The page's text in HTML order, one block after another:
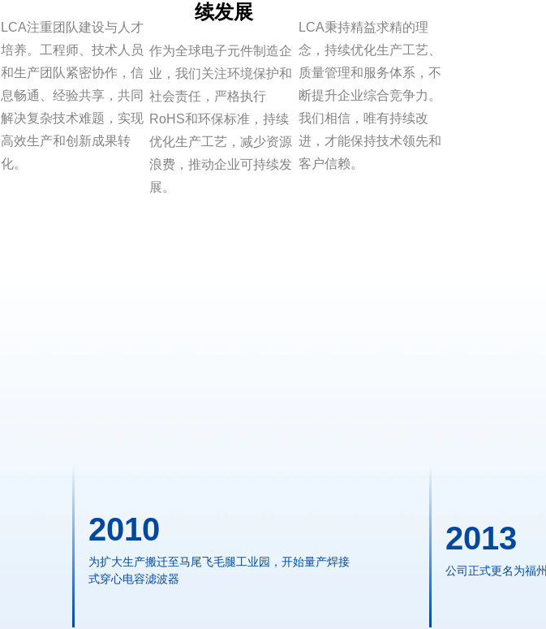
LCA注重团队建设与人才
培养。工程师、技术人员
和生产团队紧密协作，信
息畅通、经验共享，共同
解决复杂技术难题，实现
高效生产和创新成果转
化。
续发展
作为全球电子元件制造企
业，我们关注环境保护和
社会责任，严格执行
RoHS和环保标准，持续
优化生产工艺，减少资源
浪费，推动企业可持续发
展。
LCA秉持精益求精的理
念，持续优化生产工艺、
质量管理和服务体系，不
断提升企业综合竞争力。
我们相信，唯有持续改
进，才能保持技术领先和
客户信赖。
2010
为扩大生产搬迁至马尾飞毛腿工业园，开始量产焊接
式穿心电容滤波器
2013
公司正式更名为福